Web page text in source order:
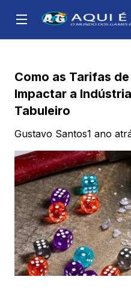
Como as Tarifas
Impactar a
Tabuleiro
Gustavo Santos1 ano